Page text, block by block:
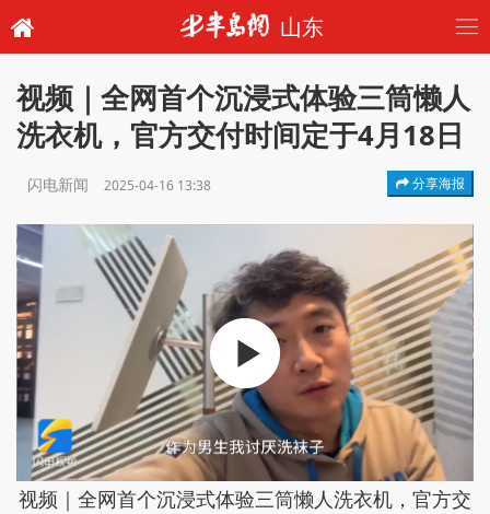
山东
视频｜全网首个沉浸式体验三筒懒人
洗衣机，官方交付时间定于4月18日
闪电新闻 2025-04-16 13:38 分享海报
视频｜全网首个沉浸式体验三筒懒人洗衣机，官方交